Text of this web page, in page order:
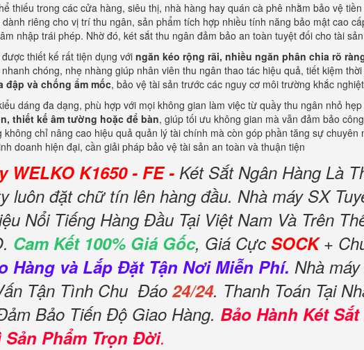
thiếu trong các cửa hàng, siêu thị, nhà hàng hay quán cà phê nhằm bảo vệ
riêng cho vị trí thu ngân, sản phẩm tích hợp nhiều tính năng bảo mật cao
nhập trái phép. Nhờ đó, két sắt thu ngân đảm bảo an toàn tuyệt đối cho tài
thiết kế rất tiện dụng với ngăn kéo rộng rãi, nhiều ngăn phân chia rõ
chóng, nhẹ nhàng giúp nhân viên thu ngân thao tác hiệu quả, tiết kiệm
đập và chống ẩm mốc, bảo vệ tài sản trước các nguy cơ môi trường khắc
dáng đa dạng, phù hợp với mọi không gian làm việc từ quầy thu ngân nhỏ
thiết kế âm tường hoặc để bàn, giúp tối ưu không gian mà vẫn đảm bảo
chỉ nâng cao hiệu quả quản lý tài chính mà còn góp phần tăng sự
doanh hiện đại, cần giải pháp bảo vệ tài sản an toàn và thuận tiện
WELKO K1650 - FE - Két Sắt Ngân Hàng Là
luôn đặt chữ tín lên hàng đầu. Nhà máy SX
Nổi Tiếng Hàng Đầu Tại Việt Nam Và Trên
Cam Kết 100% Giá Gốc, Giá Cực SOCK+
Hàng và Lắp Đặt Tận Nơi Miễn Phí. Nhà
Tận Tình Chu Đáo 24/24. Thanh Toán Tại
Bảo Tiến Độ Giao Hàng. Bảo Hành Két
Sản Phẩm Trọn Đời.